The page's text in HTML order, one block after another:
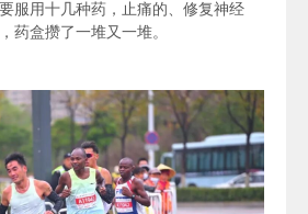
服用十几种药，止痛的、修复神经
药盒攒了一堆又一堆。